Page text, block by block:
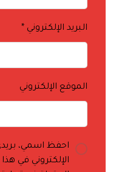
البريد الإلكتروني*
الموقع الإلكتروني
احفظ اسمي،
الإلكتروني في